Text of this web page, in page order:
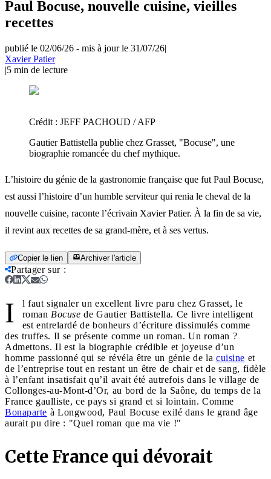
Paul Bocuse, nouvelle cuisine, vieilles
recettes
publié le 02/06/26 - mis à jour le 31/07/26|
Xavier Patier
|5 min de lecture
Crédit : JEFF PACHOUD / AFP
Gautier Battistella publie chez Grasset, "Bocuse", une
biographie romancée du chef mythique.
L’histoire du génie de la gastronomie française que fut Paul Bocuse,
est aussi l’histoire d’un humble serviteur qui renia le cheval de la
nouvelle cuisine, raconte l’écrivain Xavier Patier. À la fin de sa vie,
il revint aux recettes de sa grand-mère, et à ses vertus.
Copier le lien Archiver l'article
Partager sur:
I
l faut signaler un excellent livre paru chez Grasset, le
roman Bocuse de Gautier Battistella. Ce livre intelligent
est entrelardé de bonheurs d’écriture dissimulés comme
des truffes. Il se présente comme un roman. Un roman ?
Admettons. Il est la biographie crédible et joyeuse d’un
homme passionné qui se révéla être un génie de la cuisine et
de l’entreprise tout en restant un être de chair et de sang, fidèle
à l’enfant insatisfait qu’il avait été autrefois dans le village de
Collonges-au-Mont-d’Or, au bord de la Saône, du temps de la
France gaulliste, ce pays si grand et si lointain. Comme
Bonaparte à Longwood, Paul Bocuse exilé dans le grand âge
aurait pu dire : "Quel roman que ma vie !"
Cette France qui dévorait